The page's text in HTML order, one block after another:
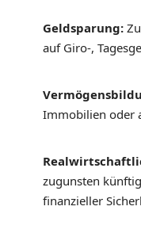
Geldsparung:
auf Giro-,
Immobilien oder
zugunsten
finanzieller